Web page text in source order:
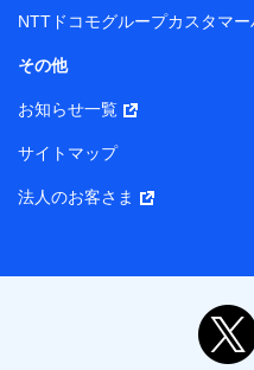
社長 廣井 孝史
東京都中央区日本橋人形町
株式会社ドコモ・インシ
村 忠義
また当社は、オンライン面
氏名、生年月日、住所
人の属性に関する情報
NTTドコモグループカスタマ
その他
お知らせ一覧
サイトマップ
法人のお客さま